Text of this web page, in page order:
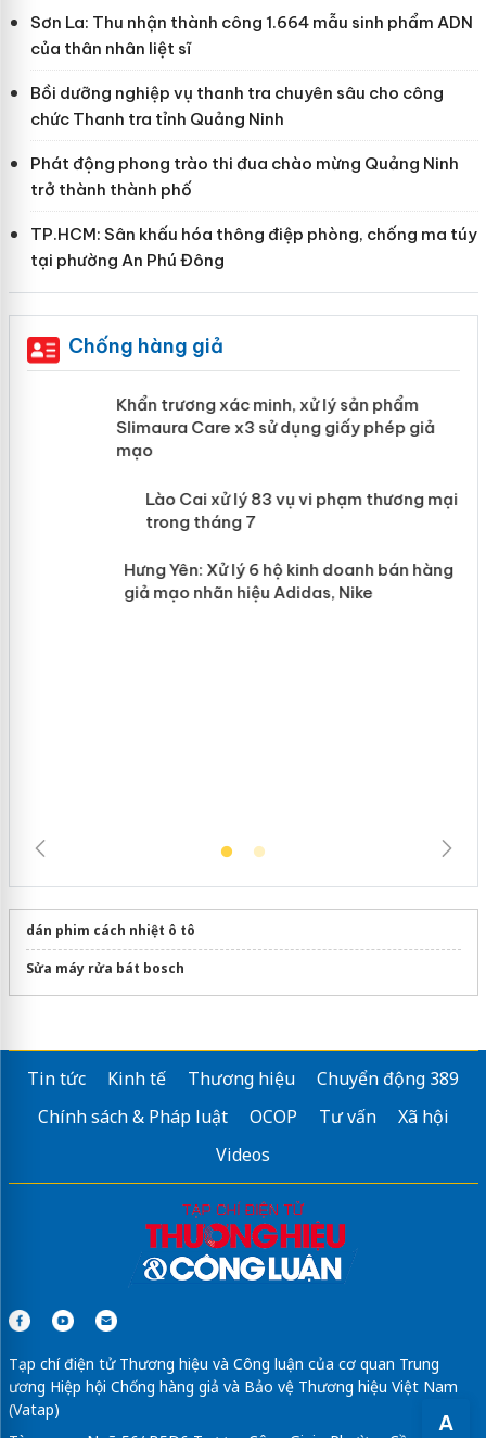
A
Sơn La: Thu nhận thành công 1.664 mẫu sinh phẩm ADN
của thân nhân liệt sĩ
Bồi dưỡng nghiệp vụ thanh tra chuyên sâu cho công
chức Thanh tra tỉnh Quảng Ninh
Phát động phong trào thi đua chào mừng Quảng Ninh
trở thành thành phố
TP.HCM: Sân khấu hóa thông điệp phòng, chống ma túy
tại phường An Phú Đông
Chống hàng giả
Khẩn trương xác minh, xử lý sản phẩm
Slimaura Care x3 sử dụng giấy phép giả
mạo
Lào Cai xử lý 83 vụ vi phạm thương
mại trong tháng 7
dán phim cách nhiệt ô tô
Sửa máy rửa bát bosch
Tin tức Kinh tế Thương hiệu
Chuyển động 389
Chính sách & Pháp luật
OCOP Tư vấn
Xã hội
Videos
Tạp chí điện tử Thương hiệu và Công luận của cơ quan Trung
ương Hiệp hội Chống hàng giả và Bảo vệ Thương hiệu Việt Nam
(Vatap)